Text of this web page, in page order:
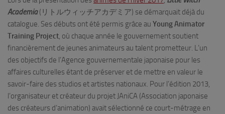
Academia(リトルウィッチアカデミア) se démarquait déjà du
catalogue. Ses débuts ont été permis grâce au Young Animator
Training Project, où chaque année le gouvernement soutient
financièrement de jeunes animateurs au talent prometteur. L’un
des objectifs de l’Agence gouvernementale japonaise pour les
affaires culturelles étant de préserver et de mettre en valeur le
savoir-faire des studios et artistes nationaux. Pour l’édition 2013,
l’organisateur et créateur du projet JAniCA (Association japonaise
des créateurs d’animation) avait sélectionné ce court-métrage en